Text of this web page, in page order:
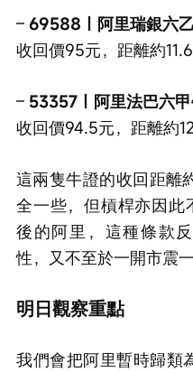
– 69588｜阿里瑞銀六
收回價95元，距離約
– 53357｜阿里法巴六
收回價94.5元，距離約
這兩隻牛證的收回距離
全一些，但槓桿亦因此
後的阿里，這種條款
性，又不至於一開市震
明日觀察重點
我們會把阿里暫時歸類